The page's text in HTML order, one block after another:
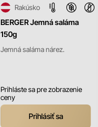
BERGER Jemná saláma
150g
Jemná saláma nárez.
Rakúsko
Prihláste sa pre zobrazenie
ceny
Prihlásiť sa